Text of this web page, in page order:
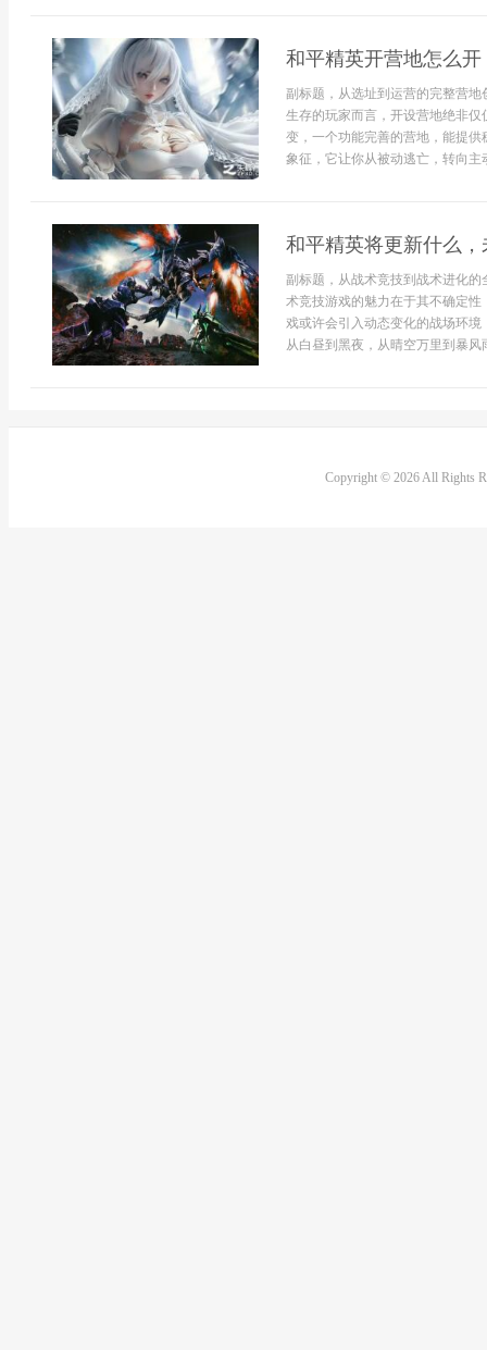
和平精英开营地怎么
副标题，从选址到运营的完整营
生存的玩家而言，开设营地绝非
变，一个功能完善的营地，能提
象征，它让你从被动逃亡，转向
和平精英将更新什么
副标题，从战术竞技到战术进化
术竞技游戏的魅力在于其不确定
戏或许会引入动态变化的战场环
从白昼到黑夜，从晴空万里到暴风
Copyright © 2026 All Rights